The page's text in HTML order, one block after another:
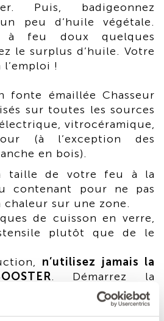
Puis, badigeonnez
peu d’huile végétale.
à feu doux quelques
le surplus d’huile. Votre
!
fonte émaillée Chasseur
sur toutes les sources
vitrocéramique,
(à l’exception des
en bois).
taille de votre feu à la
contenant pour ne pas
sur une zone.
de cuisson en verre,
plutôt que de le
n’utilisez jamais la
. Démarrez la
minima puis augmentez
pour ne pas créer